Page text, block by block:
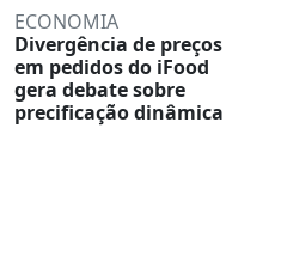
ECONOMIA
Divergência de preços
em pedidos do iFood
gera debate sobre
precificação dinâmica